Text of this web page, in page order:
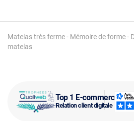
Top 1 E-commerce
Relation client digitale
Matelas très ferme - Mémoire de forme -
matelas